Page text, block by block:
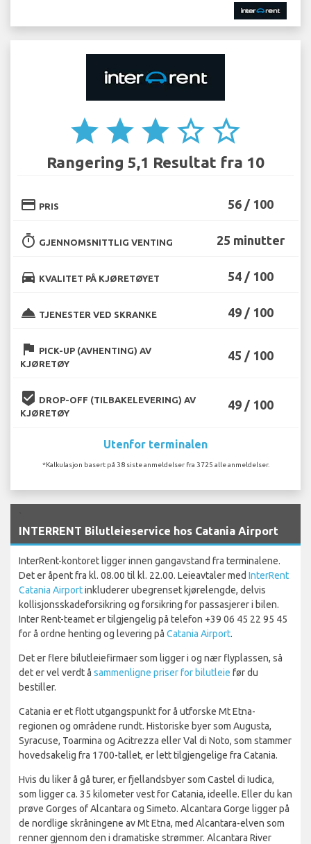
star star star star_border star_border
Rangering 5,1 Resultat fra 10
credit_card PRIS 56 / 100
timer GJENNOMSNITTLIG VENTING 25 minutter
directions_car KVALITET PÅ KJØRETØYET 54 / 100
room_service TJENESTER VED SKRANKE 49 / 100
flag PICK-UP (AVHENTING) AV
KJØRETØY
45 / 100
beenhere DROP-OFF (TILBAKELEVERING) AV
KJØRETØY
49 / 100
Utenfor terminalen
*Kalkulasjon basert på 38 siste anmeldelser fra 3725 alle anmeldelser.
INTERRENT Bilutleieservice hos Catania Airport
InterRent-kontoret ligger innen gangavstand fra terminalene.
Det er åpent fra kl. 08.00 til kl. 22.00. Leieavtaler med InterRent
Catania Airportinkluderer ubegrenset kjørelengde, delvis
kollisjonsskadeforsikring og forsikring for passasjerer i bilen.
Inter Rent-teamet er tilgjengelig på telefon +39 06 45 22 95 45
for å ordne henting og levering på Catania Airport.
Det er flere bilutleiefirmaer som ligger i og nær flyplassen, så
det er vel verdt å sammenligne priser for bilutleie før du
bestiller.
Catania er et flott utgangspunkt for å utforske Mt Etna-
regionen og områdene rundt. Historiske byer som Augusta,
Syracuse, Toarmina og Acitrezza eller Val di Noto, som stammer
hovedsakelig fra 1700-tallet, er lett tilgjengelige fra Catania.
Hvis du liker å gå turer, er fjellandsbyer som Castel di Iudica,
som ligger ca. 35 kilometer vest for Catania, ideelle. Eller du kan
prøve Gorges of Alcantara og Simeto. Alcantara Gorge ligger på
de nordlige skråningene av Mt Etna, med Alcantara-elven som
renner gjennom den i dramatiske strømmer. Alcantara River